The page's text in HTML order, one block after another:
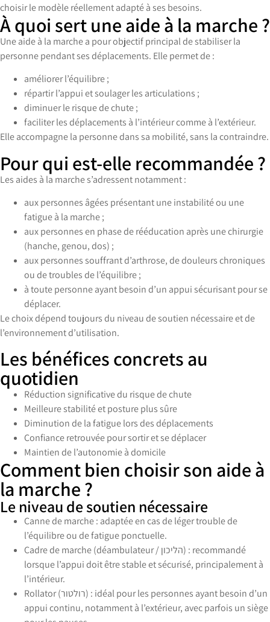
choisir le modèle réellement adapté à ses besoins.
À quoi sert une aide à la marche ?
Une aide à la marche a pour objectif principal de stabiliser la
personne pendant ses déplacements. Elle permet de :
améliorer l’équilibre ;
répartir l’appui et soulager les articulations ;
diminuer le risque de chute ;
faciliter les déplacements à l’intérieur comme à l’extérieur.
Elle accompagne la personne dans sa mobilité, sans la contraindre.
Pour qui est-elle recommandée ?
Les aides à la marche s’adressent notamment :
aux personnes âgées présentant une instabilité ou une
fatigue à la marche ;
aux personnes en phase de rééducation après une chirurgie
(hanche, genou, dos) ;
aux personnes souffrant d’arthrose, de douleurs chroniques
ou de troubles de l’équilibre ;
à toute personne ayant besoin d’un appui sécurisant pour se
déplacer.
Le choix dépend toujours du niveau de soutien nécessaire et de
l’environnement d’utilisation.
Les bénéfices concrets au
quotidien
Réduction significative du risque de chute
Meilleure stabilité et posture plus sûre
Diminution de la fatigue lors des déplacements
Confiance retrouvée pour sortir et se déplacer
Maintien de l’autonomie à domicile
Comment bien choisir son aide à
la marche ?
Le niveau de soutien nécessaire
Canne de marche : adaptée en cas de léger trouble de
l’équilibre ou de fatigue ponctuelle.
Cadre de marche (déambulateur / הליכון) : recommandé
lorsque l’appui doit être stable et sécurisé, principalement à
l’intérieur.
Rollator (רולטור) : idéal pour les personnes ayant besoin d’un
appui continu, notamment à l’extérieur, avec parfois un siège